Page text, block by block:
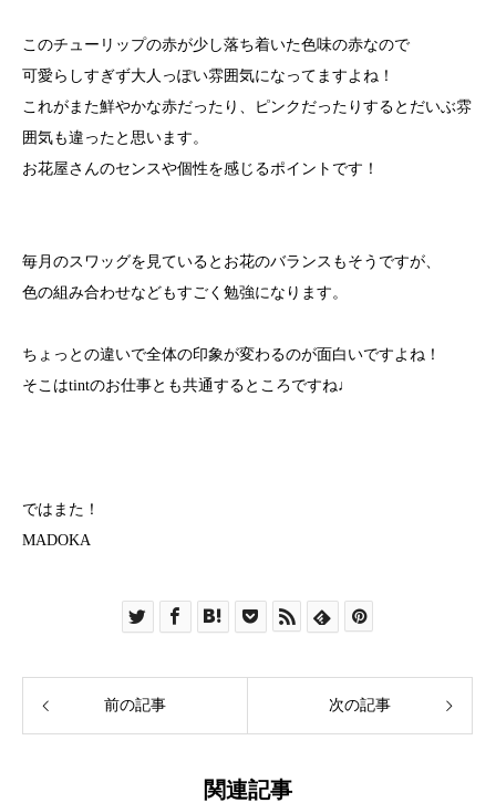
このチューリップの赤が少し落ち着いた色味の赤なので
可愛らしすぎず大人っぽい雰囲気になってますよね！
これがまた鮮やかな赤だったり、ピンクだったりするとだいぶ雰
囲気も違ったと思います。
お花屋さんのセンスや個性を感じるポイントです！
毎月のスワッグを見ているとお花のバランスもそうですが、
色の組み合わせなどもすごく勉強になります。
ちょっとの違いで全体の印象が変わるのが面白いですよね！
そこはtintのお仕事とも共通するところですね♩
ではまた！
MADOKA
前の記事 次の記事
関連記事